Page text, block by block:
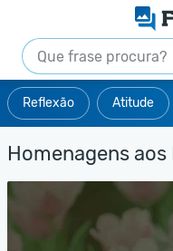
Reflexão Atitude
Homenagens